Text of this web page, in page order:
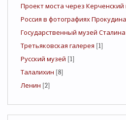
Проект моста через Керченский
Россия в фотографиях
Государственный музей
Третьяковская галерея [1]
Русский музей [1]
Талалихин [8]
Ленин [2]